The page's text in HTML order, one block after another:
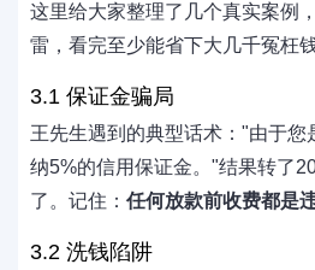
这里给大家整理了几个真实案例
雷，看完至少能省下大几千冤枉钱
3.1 保证金骗局
王先生遇到的典型话术："由于您
纳5%的信用保证金。"结果转了
了。记住： 任何放款前收费都是
3.2 洗钱陷阱